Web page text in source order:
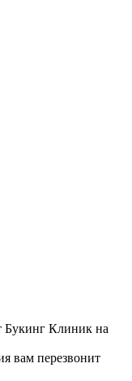
Букинг Клиник на
вам перезвонит